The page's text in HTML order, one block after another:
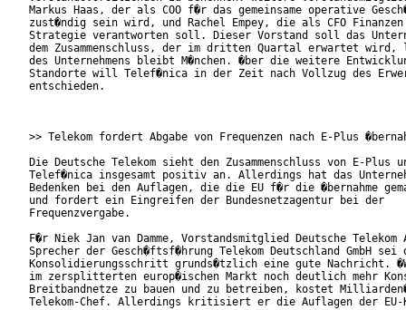
Markus Haas, der als COO f�r das gemeinsame operative
zust�ndig sein wird, und Rachel Empey, die als CFO Finanzen
Strategie verantworten soll. Dieser Vorstand soll das
dem Zusammenschluss, der im dritten Quartal erwartet
des Unternehmens bleibt M�nchen. �ber die weitere
Standorte will Telef�nica in der Zeit nach Vollzug des
entschieden.
>> Telekom fordert Abgabe von Frequenzen nach E-Plus
Die Deutsche Telekom sieht den Zusammenschluss von E-Plus
Telef�nica insgesamt positiv an. Allerdings hat das
Bedenken bei den Auflagen, die die EU f�r die �bernahme
und fordert ein Eingreifen der Bundesnetzagentur bei der
Frequenzvergabe.
F�r Niek Jan van Damme, Vorstandsmitglied Deutsche Telekom
Sprecher der Gesch�ftsf�hrung Telekom Deutschland GmbH sei
Konsolidierungsschritt grunds�tzlich eine gute Nachricht.
im zersplitterten europ�ischen Markt noch deutlich mehr
Breitbandnetze zu bauen und zu betreiben, kostet
Telekom-Chef. Allerdings kritisiert er die Auflagen der EU-